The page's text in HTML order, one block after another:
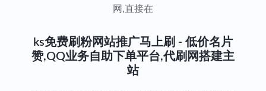
网,直接在
ks免费刷粉网站推广马上刷 - 低价名片
赞,QQ业务自助下单平台,代刷网搭建主
站